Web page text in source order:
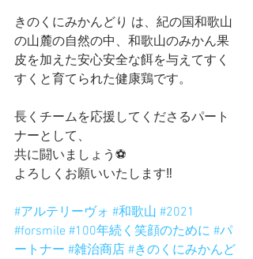
きのくにみかんどり は、紀の国和歌山
の山麓の自然の中、和歌山のみかん果
皮を加えた安心安全な餌を与えてすく
すくと育てられた健康鶏です。
長くチームを応援してくださるパート
ナーとして、
共に闘いましょう⚽️
よろしくお願いいたします‼️
#アルテリーヴォ #和歌山 #2021
#forsmile #100年続く笑顔のために #パ
ートナー #雑治商店 #きのくにみかんど